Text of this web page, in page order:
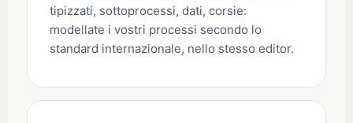
tipizzati, sottoprocessi, dati, corsie:
modellate i vostri processi secondo lo
standard internazionale, nello stesso editor.